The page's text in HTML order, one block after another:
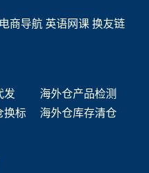
商导航 英语网课 换友链
发
海外仓产品检测
换标 海外仓库存清仓